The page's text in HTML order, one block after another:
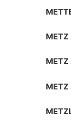
METZ
METZ
METZ